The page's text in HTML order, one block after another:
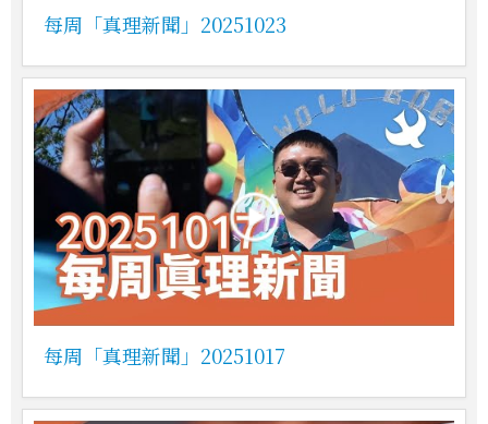
每周「真理新聞」20251023
每周「真理新聞」20251017